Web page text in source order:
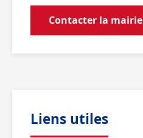
Contacter la mairie
Liens utiles